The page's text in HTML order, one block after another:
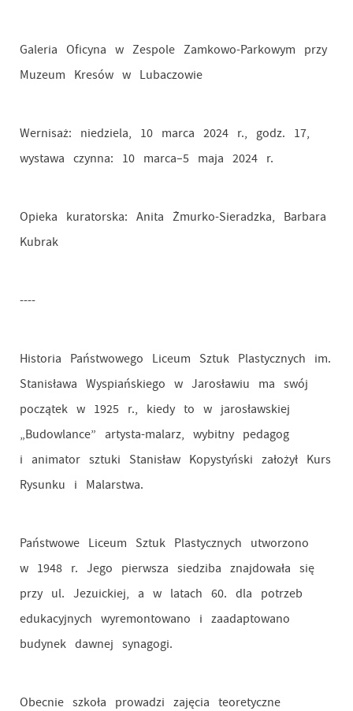
Galeria Oficyna w Zespole Zamkowo-Parkowym przy
Muzeum Kresów w Lubaczowie
Wernisaż: niedziela, 10 marca 2024 r., godz. 17,
wystawa czynna: 10 marca–5 maja 2024 r.
Opieka kuratorska: Anita Żmurko-Sieradzka, Barbara
Kubrak
----
Historia Państwowego Liceum Sztuk Plastycznych im.
Stanisława Wyspiańskiego w Jarosławiu ma swój
początek w 1925 r., kiedy to w jarosławskiej
„Budowlance” artysta-malarz, wybitny pedagog
i animator sztuki Stanisław Kopystyński założył Kurs
Rysunku i Malarstwa.
Państwowe Liceum Sztuk Plastycznych utworzono
w 1948 r. Jego pierwsza siedziba znajdowała się
przy ul. Jezuickiej, a w latach 60. dla potrzeb
edukacyjnych wyremontowano i zaadaptowano
budynek dawnej synagogi.
Obecnie szkoła prowadzi zajęcia teoretyczne